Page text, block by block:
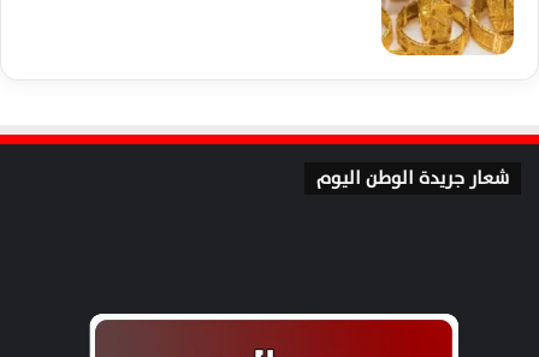
شعار جريدة الوطن اليوم